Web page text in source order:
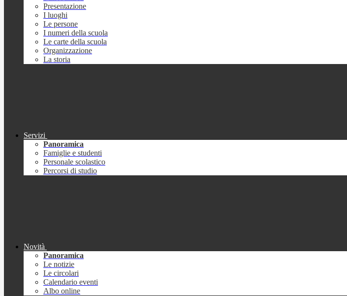
Presentazione
I luoghi
Le persone
I numeri della scuola
Le carte della scuola
Organizzazione
La storia
Servizi
Panoramica
Famiglie e studenti
Personale scolastico
Percorsi di studio
Novità
Panoramica
Le notizie
Le circolari
Calendario eventi
Albo online